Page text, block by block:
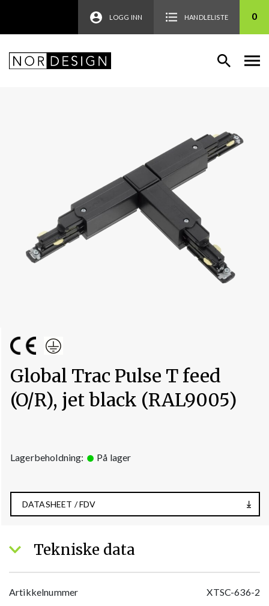
LOGG INN HANDLELISTE 0
Global Trac Pulse T feed
(O/R), jet black (RAL9005)
Lagerbeholdning: På lager
DATASHEET / FDV
Tekniske data
Artikkelnummer XTSC-636-2